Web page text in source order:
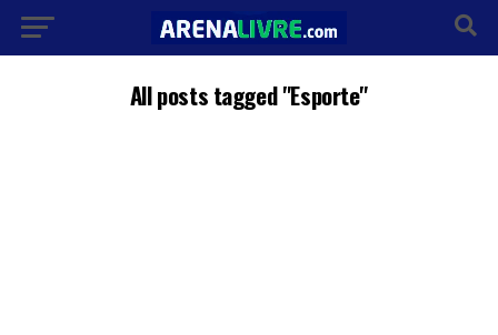
All posts tagged "Esporte"